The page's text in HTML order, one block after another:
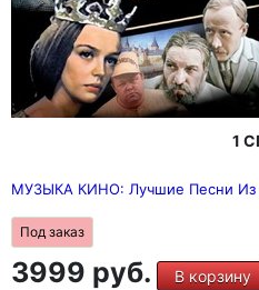
1
МУЗЫКА КИНО: Лучшие Песни Из
Под заказ
3999 руб. В корзину